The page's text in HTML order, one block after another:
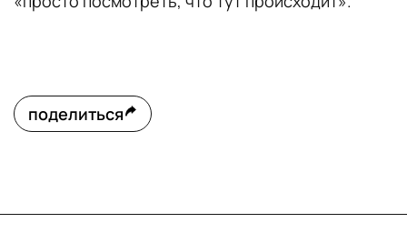
поделиться